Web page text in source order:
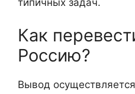
типичных задач.
Как
Россию?
Вывод